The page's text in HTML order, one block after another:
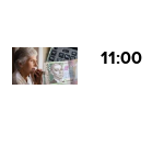
11:00